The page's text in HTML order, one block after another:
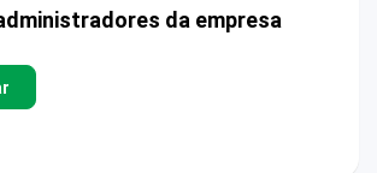
da empresa